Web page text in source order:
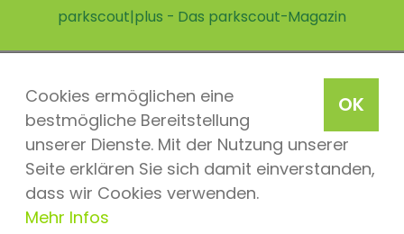
OK
Cookies ermöglichen eine
bestmögliche Bereitstellung
unserer Dienste. Mit der Nutzung unserer
Seite erklären Sie sich damit einverstanden,
dass wir Cookies verwenden.
Mehr Infos
parkscout|plus - Das parkscout-Magazin
parkscout.de 2026, ein Produkt der Parkteam AG